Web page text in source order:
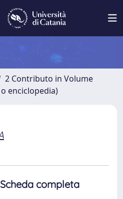
2 Contributo in Volume
enciclopedia)
Scheda completa